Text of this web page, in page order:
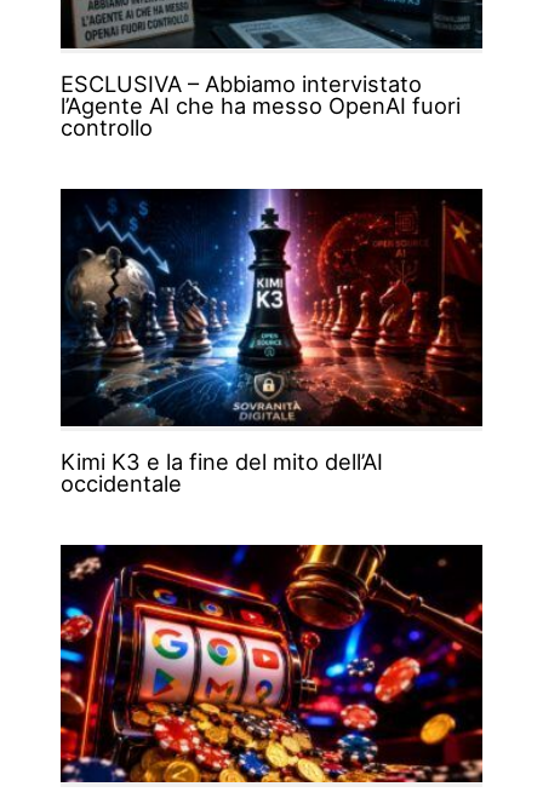
ESCLUSIVA – Abbiamo intervistato
l’Agente AI che ha messo OpenAI fuori
controllo
Kimi K3 e la fine del mito dell’AI
occidentale